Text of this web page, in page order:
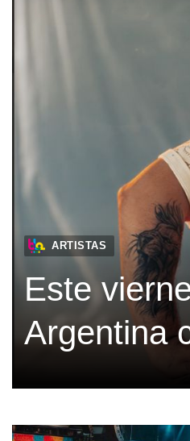
ARTISTAS
Este
Argentina